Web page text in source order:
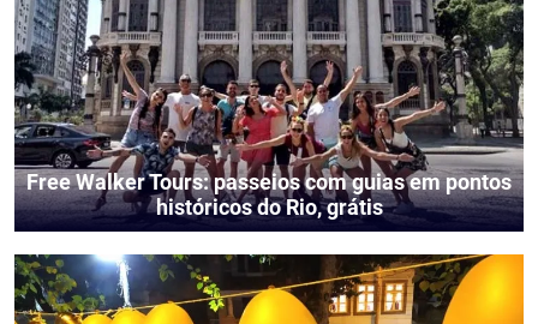
Free Walker Tours: passeios com guias em pontos
históricos do Rio, grátis